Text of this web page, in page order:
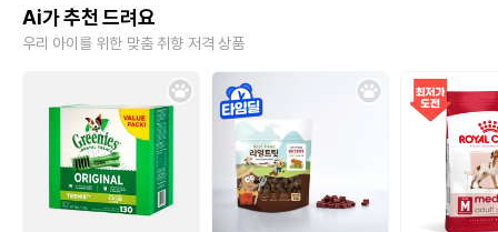
Ai가 추천 드려요
우리 아이를 위한 맞춤 취향 저격 상품